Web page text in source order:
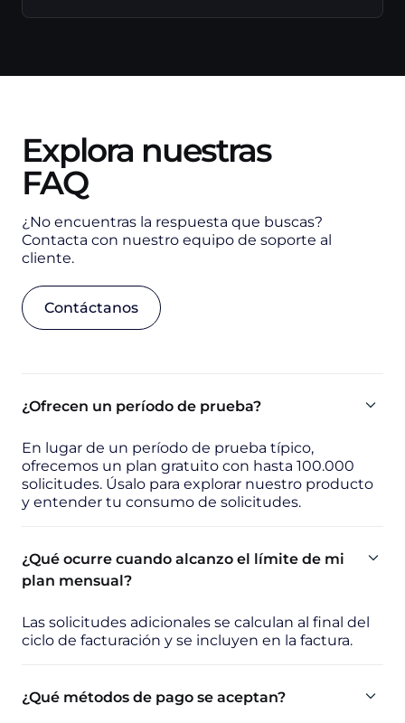
Explora nuestras
FAQ
¿No encuentras la respuesta que buscas?
Contacta con nuestro equipo de soporte al
cliente.
Contáctanos
¿Ofrecen un período de prueba?
En lugar de un período de prueba típico,
ofrecemos un plan gratuito con hasta 100.000
solicitudes. Úsalo para explorar nuestro producto
y entender tu consumo de solicitudes.
¿Qué ocurre cuando alcanzo el límite de mi
plan mensual?
Las solicitudes adicionales se calculan al final del
ciclo de facturación y se incluyen en la factura.
¿Qué métodos de pago se aceptan?